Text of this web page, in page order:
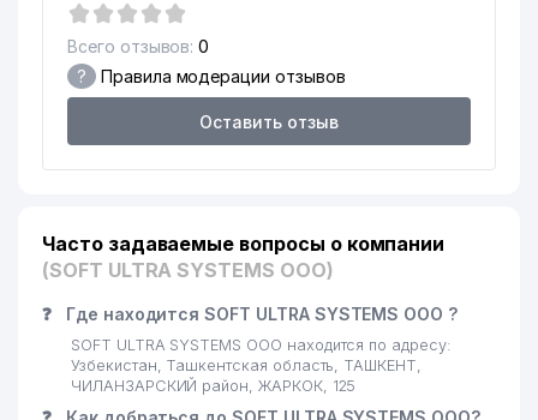
Всего отзывов: 0
? Правила модерации отзывов
Оставить отзыв
Часто задаваемые вопросы о компании
(SOFT ULTRA SYSTEMS ООО)
❓ Где находится SOFT ULTRA SYSTEMS ООО ?
SOFT ULTRA SYSTEMS ООО находится по адресу:
Узбекистан, Ташкентская область, ТАШКЕНТ,
ЧИЛАНЗАРСКИЙ район, ЖАРКОК, 125